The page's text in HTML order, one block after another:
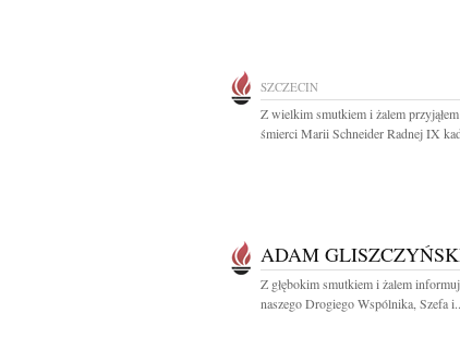
SZCZECIN
Z wielkim smutkiem i żalem
śmierci Marii Schneider Radnej IX
ADAM
Z głębokim smutkiem i żalem
naszego Drogiego Wspólnika, Szefa